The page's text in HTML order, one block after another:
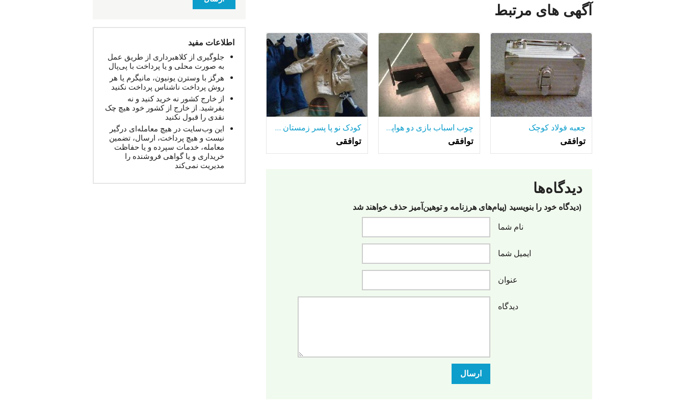
آگهی های مرتبط
جعبه فولاد کوچک
توافقی
چوب اسباب بازی دو هواپیما، قایق بادبانی ، کشتی و سفینه فضایی
توافقی
کودک نو پا پسر زمستان دنده
توافقی
دیدگاه‌ها
(دیدگاه خود را بنویسید (پیام‌های هرزنامه‌ و توهین‌آمیز حذف خواهند شد
نام شما
ایمیل شما
عنوان
دیدگاه
ارسال
اطلاعات مفید
جلوگیری از کلاهبرداری از طریق عمل
به صورت محلی و یا پرداخت با پی‌پال
هرگز با وسترن یونیون، مانیگرم یا هر
روش پرداخت ناشناس پرداخت نکنید
از خارج کشور نه خرید کنید و نه
بفرشید. از خارج از کشور خود هیچ چک
نقدی را قبول نکنید
این وب‌سایت در هیچ معامله‌ای درگیر
نیست و هیچ پرداخت، ارسال، تضمین
معامله، خدمات سپرده و یا حفاظت
خریداری و یا گواهی فروشنده را
مدیریت نمی‌کند